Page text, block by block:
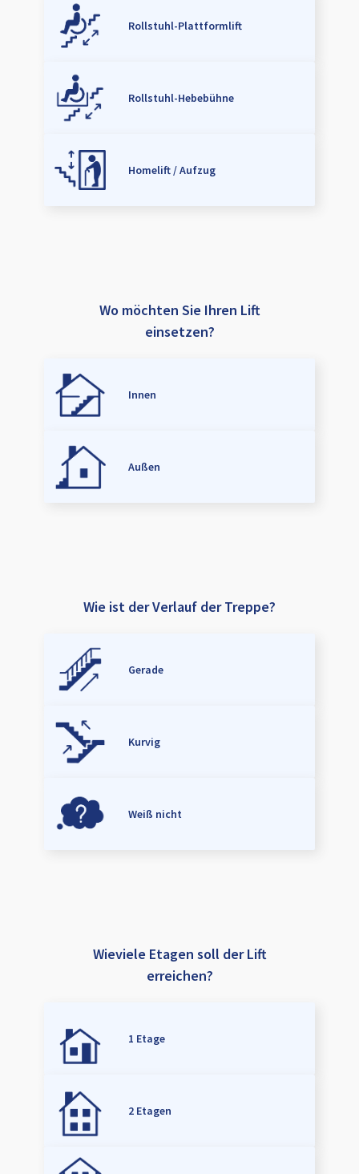
Rollstuhl-Plattformlift
Rollstuhl-Hebebühne
Homelift / Aufzug
Wo möchten Sie Ihren Lift
einsetzen?
Innen
Außen
Wie ist der Verlauf der Treppe?
Gerade
Kurvig
Weiß nicht
Wieviele Etagen soll der Lift
erreichen?
1 Etage
2 Etagen